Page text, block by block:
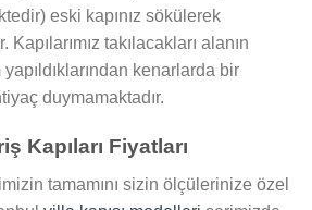
eski kapınız sökülerek
takılacakları alanın
kenarlarda bir
duymamaktadır.
Kapıları Fiyatları
tamamını sizin ölçülerinize özel